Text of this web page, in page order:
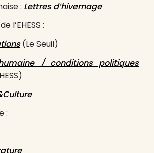
: Lettres d’hivernage
l’EHESS :
(Le Seuil)
/ conditions politiques
: